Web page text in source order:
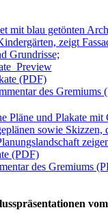
(PDF)
des Gremiums
(PDF)
des Gremiums